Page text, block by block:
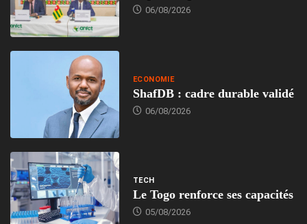
06/08/2026
ECONOMIE
ShafDB : cadre durable validé
06/08/2026
TECH
Le Togo renforce ses capacités
05/08/2026